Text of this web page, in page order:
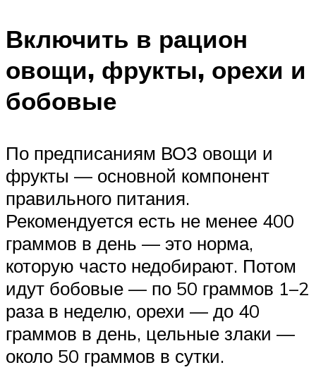
Включить в рацион
овощи, фрукты, орехи и
бобовые
По предписаниям ВОЗ овощи и
фрукты — основной компонент
правильного питания.
Рекомендуется есть не менее 400
граммов в день — это норма,
которую часто недобирают. Потом
идут бобовые — по 50 граммов 1–2
раза в неделю, орехи — до 40
граммов в день, цельные злаки —
около 50 граммов в сутки.